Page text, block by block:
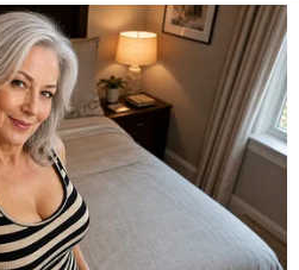
svého
brojlerů je
mazlíčky?
?
se dobře hodí